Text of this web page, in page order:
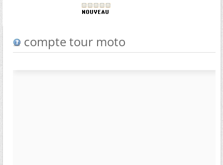
compte tour moto